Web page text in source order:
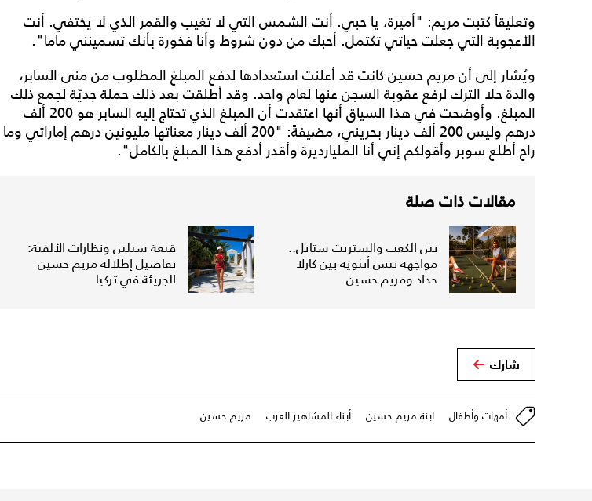
وتعليقاً كتبت مريم: "أميرة، يا حبي. أنت الشمس التي لا تغيب والقمر الذي لا يختفي. أنت
الأعجوبة التي جعلت حياتي تكتمل. أحبك من دون شروط وأنا فخورة بأنك تسمينني ماما".
ويُشار إلى أن مريم حسين كانت قد أعلنت استعدادها لدفع المبلغ المطلوب من منى السابر،
والدة حلا الترك لرفع عقوبة السجن عنها لعام واحد. وقد أطلقت بعد ذلك حملة جديّة لجمع ذلك
المبلغ. وأوضحت في هذا السياق أنها اعتقدت أن المبلغ الذي تحتاج إليه السابر هو 200 ألف
درهم وليس 200 ألف دينار بحريني، مضيفةً: "200 ألف دينار معناتها مليونين درهم إماراتي وما
راح أطلع سوبر وأقولكم إني أنا المليارديرة وأقدر أدفع هذا المبلغ بالكامل".
مقالات ذات صلة
بين الكعب والستريت ستايل..
مواجهة تنس أنثوية بين كارلا
حداد ومريم حسين
قبعة سيلين ونظارات الألفية:
تفاصيل إطلالة مريم حسين
الجريئة في تركيا
شارك
أمهات وأطفال ابنة مريم حسين أبناء المشاهير العرب مريم حسين